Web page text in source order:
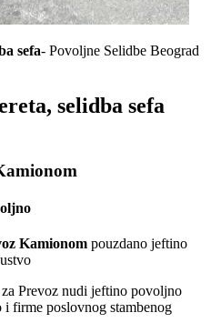
sefa- Povoljne Selidbe Beograd
selidba sefa
Kamionom pouzdano jeftino
Prevoz nudi jeftino povoljno
firme poslovnog stambenog